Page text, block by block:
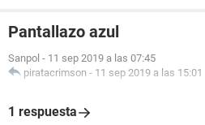
Pantallazo azul
Sanpol - 11 sep 2019 a las 07:45
piratacrimson - 11 sep 2019 a las 15:01
1 respuesta